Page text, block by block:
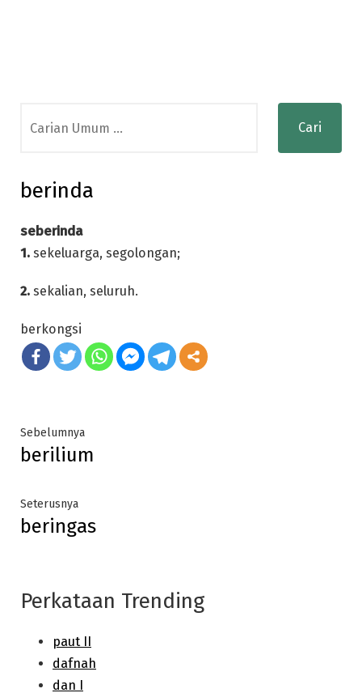
for:
berinda
seberinda
1. sekeluarga, segolongan;
2. sekalian, seluruh.
berkongsi
Post
navigation
SebelumnyaPrevious
post:
berilium
SeterusnyaNext
post:
beringas
Perkataan Trending